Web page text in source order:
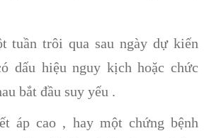
tuần trôi qua sau ngày dự kiến
dấu hiệu nguy kịch hoặc chức
bắt đầu suy yếu .
áp cao , hay một chứng bệnh